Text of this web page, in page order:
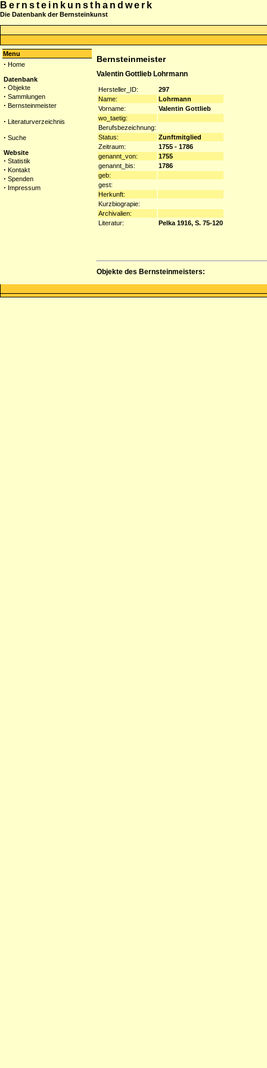
Bernsteinkunsthandwerk
Die Datenbank der Bernsteinkunst
Menu
· Home
Datenbank
· Objekte
· Sammlungen
· Bernsteinmeister
· Literaturverzeichnis
· Suche
Website
· Statistik
· Kontakt
· Spenden
· Impressum
Bernsteinmeister
Valentin Gottlieb Lohrmann
Hersteller_ID:
297
Name:
Lohrmann
Vorname:
Valentin Gottlieb
wo_taetig:
Berufsbezeichnung:
Status:
Zunftmitglied
Zeitraum:
1755 - 1786
genannt_von:
1755
genannt_bis:
1786
geb:
gest:
Herkunft:
Kurzbiograpie:
Archivalien:
Literatur:
Pelka 1916, S. 75-120
Objekte des Bernsteinmeisters: